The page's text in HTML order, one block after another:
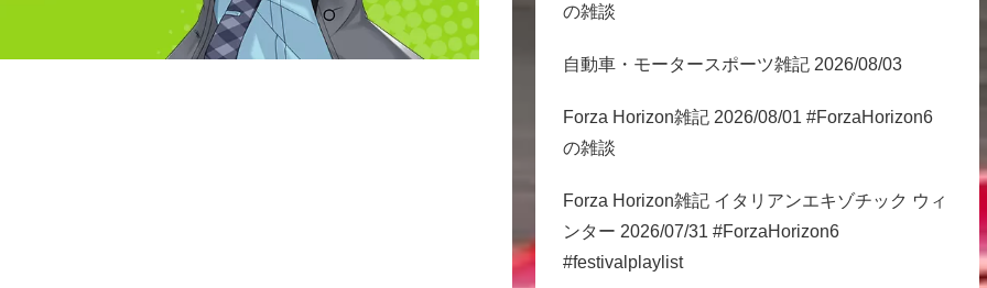
の雑談
自動車・モータースポーツ雑記 2026/08/03
Forza Horizon雑記 2026/08/01 #ForzaHorizon6
の雑談
Forza Horizon雑記 イタリアンエキゾチック ウィ
ンター 2026/07/31 #ForzaHorizon6
#festivalplaylist